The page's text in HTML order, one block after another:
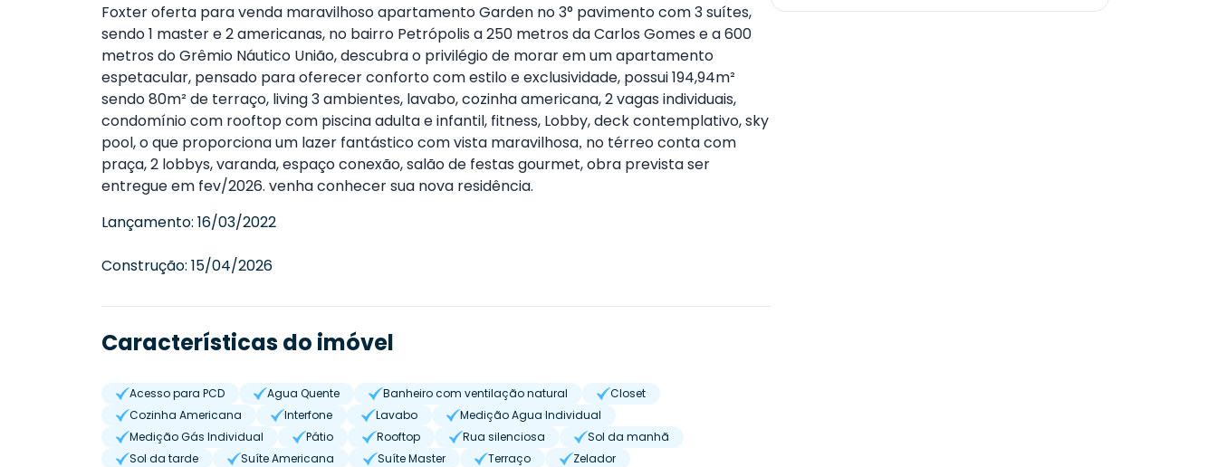
Foxter oferta para venda maravilhoso apartamento Garden no 3° pavimento com 3 suítes,
sendo 1 master e 2 americanas, no bairro Petrópolis a 250 metros da Carlos Gomes e a 600
metros do Grêmio Náutico União, descubra o privilégio de morar em um apartamento
espetacular, pensado para oferecer conforto com estilo e exclusividade, possui 194,94m²
sendo 80m² de terraço, living 3 ambientes, lavabo, cozinha americana, 2 vagas individuais,
condomínio com rooftop com piscina adulta e infantil, fitness, Lobby, deck contemplativo, sky
pool, o que proporciona um lazer fantástico com vista maravilhosa, no térreo conta com
praça, 2 lobbys, varanda, espaço conexão, salão de festas gourmet, obra prevista ser
entregue em fev/2026. venha conhecer sua nova residência.
Lançamento: 16/03/2022
Construção: 15/04/2026
Características do imóvel
Acesso para PCD Agua Quente Banheiro com ventilação natural
Closet
Cozinha Americana
Interfone Lavabo
Medição Agua Individual
Medição Gás Individual
Pátio Rooftop Rua silenciosa
Sol da manhã
Sol da tarde
Suíte Americana Suíte Master Terraço
Zelador